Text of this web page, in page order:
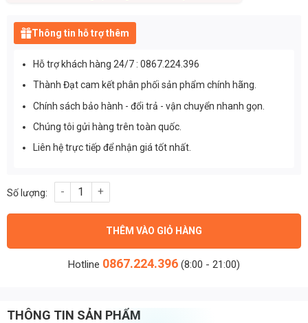
Thông tin hỗ trợ thêm
Hỗ trợ khách hàng 24/7 : 0867.224.396
Thành Đạt cam kết phân phối sản phẩm chính hãng.
Chính sách bảo hành - đổi trả - vận chuyển nhanh gọn.
Chúng tôi gửi hàng trên toàn quốc.
Liên hệ trực tiếp để nhận giá tốt nhất.
Nguồn Done Highbay 150W (DPL-DL-UFO-150W-42V) số lượng
THÊM VÀO GIỎ HÀNG
Hotline 0867.224.396 (8:00 - 21:00)
THÔNG TIN SẢN PHẨM